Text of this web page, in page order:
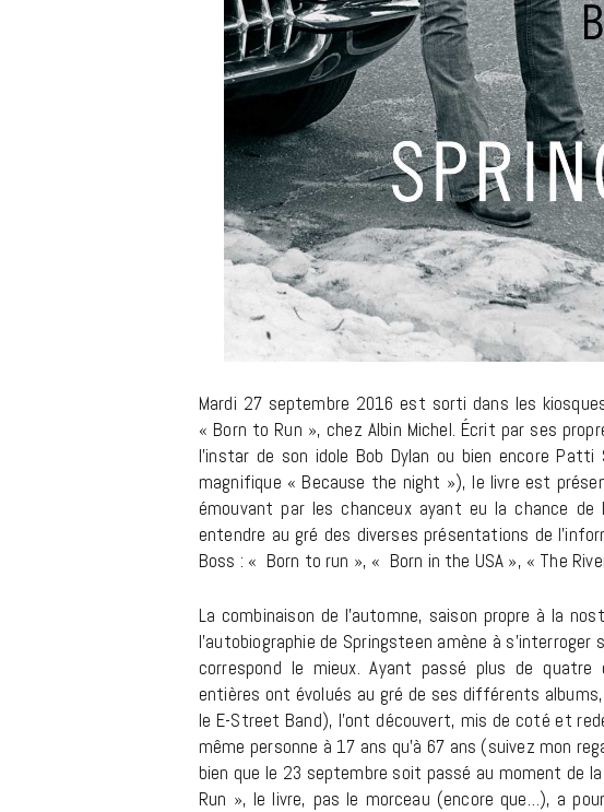
Mardi 27 septembre 2016 est sorti dans les
« Born to Run », chez Albin Michel. Écrit par ses
l’instar de son idole Bob Dylan ou bien encore
magnifique « Because the night »), le livre est
émouvant par les chanceux ayant eu la chance de
entendre au gré des diverses présentations de
Boss : « Born to run », « Born in the USA », « The
La combinaison de l’automne, saison propre à la
l’autobiographie de Springsteen amène à
correspond le mieux. Ayant passé plus de quatre
entières ont évolués au gré de ses différents
le E-Street Band), l’ont découvert, mis de coté et
même personne à 17 ans qu’à 67 ans (suivez mon
bien que le 23 septembre soit passé au moment de
Run », le livre, pas le morceau (encore que…), a